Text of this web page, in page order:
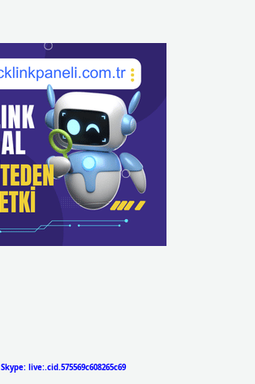
Skype: live:.cid.575569c608265c69